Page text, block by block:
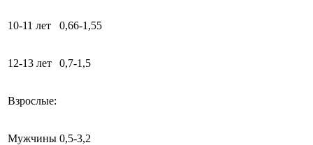
10-11 лет 0,66-1,55
12-13 лет 0,7-1,5
Взрослые:
Мужчины 0,5-3,2